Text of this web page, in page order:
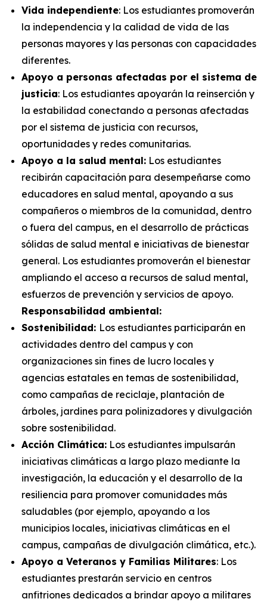
Vida independiente: Los estudiantes promoverán
la independencia y la calidad de vida de las
personas mayores y las personas con capacidades
diferentes.
Apoyo a personas afectadas por el sistema de
justicia: Los estudiantes apoyarán la reinserción y
la estabilidad conectando a personas afectadas
por el sistema de justicia con recursos,
oportunidades y redes comunitarias.
Apoyo a la salud mental: Los estudiantes
recibirán capacitación para desempeñarse como
educadores en salud mental, apoyando a sus
compañeros o miembros de la comunidad, dentro
o fuera del campus, en el desarrollo de prácticas
sólidas de salud mental e iniciativas de bienestar
general. Los estudiantes promoverán el bienestar
ampliando el acceso a recursos de salud mental,
esfuerzos de prevención y servicios de apoyo.
Responsabilidad ambiental:
Sostenibilidad: Los estudiantes participarán en
actividades dentro del campus y con
organizaciones sin fines de lucro locales y
agencias estatales en temas de sostenibilidad,
como campañas de reciclaje, plantación de
árboles, jardines para polinizadores y divulgación
sobre sostenibilidad.
Acción Climática: Los estudiantes impulsarán
iniciativas climáticas a largo plazo mediante la
investigación, la educación y el desarrollo de la
resiliencia para promover comunidades más
saludables (por ejemplo, apoyando a los
municipios locales, iniciativas climáticas en el
campus, campañas de divulgación climática, etc.).
Apoyo a Veteranos y Familias Militares: Los
estudiantes prestarán servicio en centros
anfitriones dedicados a brindar apoyo a militares